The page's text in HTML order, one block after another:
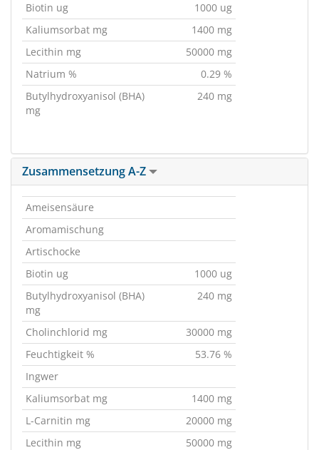
Biotin ug
1000 ug
Kaliumsorbat mg
1400 mg
Lecithin mg
50000 mg
Natrium %
0.29 %
Butylhydroxyanisol (BHA)
mg
240 mg
Zusammensetzung A-Z
Ameisensäure
Aromamischung
Artischocke
Biotin ug
1000 ug
Butylhydroxyanisol (BHA)
mg
240 mg
Cholinchlorid mg
30000 mg
Feuchtigkeit %
53.76 %
Ingwer
Kaliumsorbat mg
1400 mg
L-Carnitin mg
20000 mg
Lecithin mg
50000 mg